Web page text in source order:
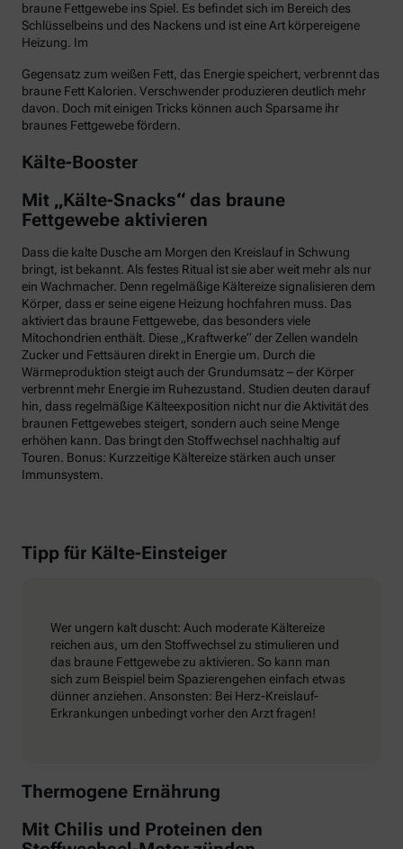
braune Fettgewebe ins Spiel. Es befindet sich im Bereich des
Schlüsselbeins und des Nackens und ist eine Art körpereigene
Heizung. Im
Gegensatz zum weißen Fett, das Energie speichert, verbrennt das
braune Fett Kalorien. Verschwender produzieren deutlich mehr
davon. Doch mit einigen Tricks können auch Sparsame ihr
braunes Fettgewebe fördern.
Kälte-Booster
Mit „Kälte-Snacks“ das braune
Fettgewebe aktivieren
Dass die kalte Dusche am Morgen den Kreislauf in Schwung
bringt, ist bekannt. Als festes Ritual ist sie aber weit mehr als nur
ein Wachmacher. Denn regelmäßige Kältereize signalisieren dem
Körper, dass er seine eigene Heizung hochfahren muss. Das
aktiviert das braune Fettgewebe, das besonders viele
Mitochondrien enthält. Diese „Kraftwerke“ der Zellen wandeln
Zucker und Fettsäuren direkt in Energie um. Durch die
Wärmeproduktion steigt auch der Grundumsatz – der Körper
verbrennt mehr Energie im Ruhezustand. Studien deuten darauf
hin, dass regelmäßige Kälteexposition nicht nur die Aktivität des
braunen Fettgewebes steigert, sondern auch seine Menge
erhöhen kann. Das bringt den Stoffwechsel nachhaltig auf
Touren. Bonus: Kurzzeitige Kältereize stärken auch unser
Immunsystem.
Tipp für Kälte-Einsteiger
Wer ungern kalt duscht: Auch moderate Kältereize
reichen aus, um den Stoffwechsel zu stimulieren und
das braune Fettgewebe zu aktivieren. So kann man
sich zum Beispiel beim Spazierengehen einfach etwas
dünner anziehen. Ansonsten: Bei Herz-Kreislauf-
Erkrankungen unbedingt vorher den Arzt fragen!
Thermogene Ernährung
Mit Chilis und Proteinen den